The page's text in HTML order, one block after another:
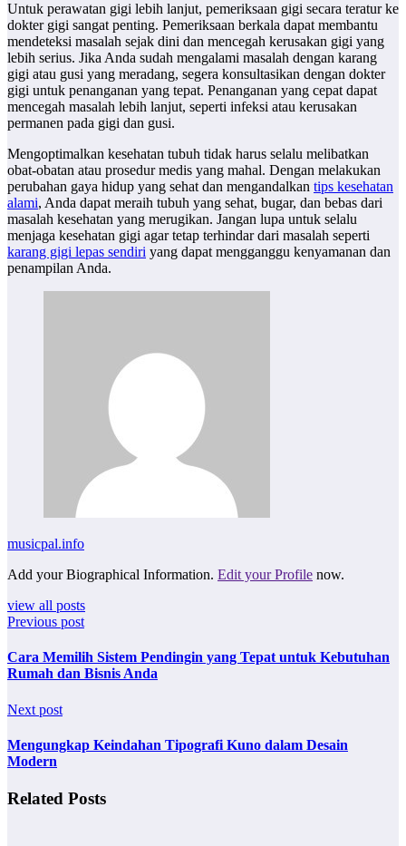
Untuk perawatan gigi lebih lanjut, pemeriksaan gigi secara teratur ke
dokter gigi sangat penting. Pemeriksaan berkala dapat membantu
mendeteksi masalah sejak dini dan mencegah kerusakan gigi yang
lebih serius. Jika Anda sudah mengalami masalah dengan karang
gigi atau gusi yang meradang, segera konsultasikan dengan dokter
gigi untuk penanganan yang tepat. Penanganan yang cepat dapat
mencegah masalah lebih lanjut, seperti infeksi atau kerusakan
permanen pada gigi dan gusi.
Mengoptimalkan kesehatan tubuh tidak harus selalu melibatkan
obat-obatan atau prosedur medis yang mahal. Dengan melakukan
perubahan gaya hidup yang sehat dan mengandalkan tips kesehatan
alami, Anda dapat meraih tubuh yang sehat, bugar, dan bebas dari
masalah kesehatan yang merugikan. Jangan lupa untuk selalu
menjaga kesehatan gigi agar tetap terhindar dari masalah seperti
karang gigi lepas sendiri yang dapat mengganggu kenyamanan dan
penampilan Anda.
musicpal.info
Add your Biographical Information. Edit your Profile now.
view all posts
Previous post
Cara Memilih Sistem Pendingin yang Tepat untuk Kebutuhan
Rumah dan Bisnis Anda
Next post
Mengungkap Keindahan Tipografi Kuno dalam Desain
Modern
Related Posts